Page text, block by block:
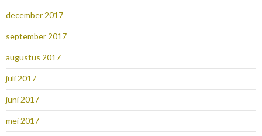
december 2017
september 2017
augustus 2017
juli 2017
juni 2017
mei 2017